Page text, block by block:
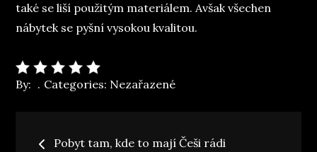
také se liší použitým materiálem. Avšak všechen
nábytek se pyšní vysokou kvalitou.
By: Categories: Nezařazené
Navigace
Pobyt tam, kde to mají Češi rádi